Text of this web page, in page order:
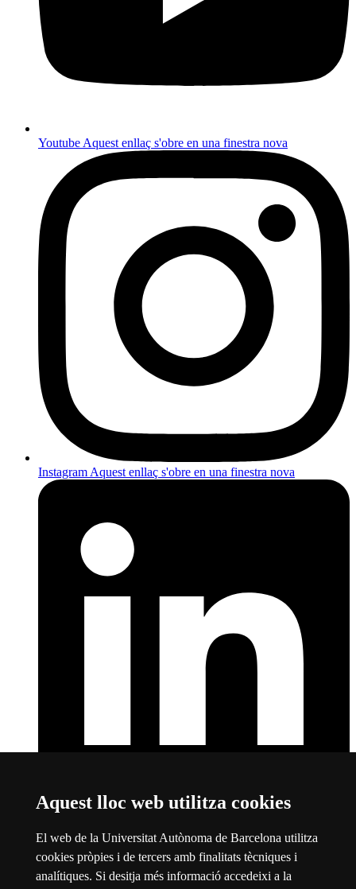
Aquest lloc web utilitza cookies
El web de la Universitat Autònoma de Barcelona utilitza
cookies pròpies i de tercers amb finalitats tècniques i
analítiques. Si desitja més informació accedeixi a la
YoutubeAquest enllaç s'obre en una finestra nova
InstagramAquest enllaç s'obre en una finestra nova
LinkedInAquest enllaç s'obre en una finestra nova
Sobre el web
Universitat Autònoma de Barcelona